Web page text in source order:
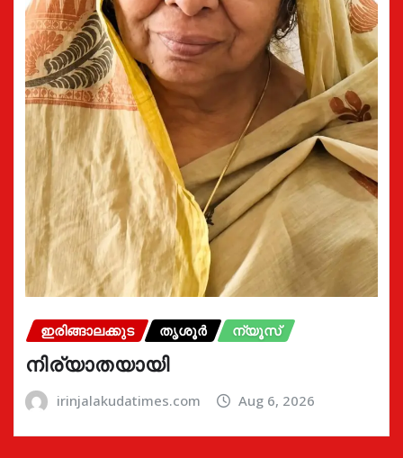
ഇരിങ്ങാലക്കുട തൃശൂർ ന്യൂസ്
നിര്യാതയായി
irinjalakudatimes.com Aug 6, 2026